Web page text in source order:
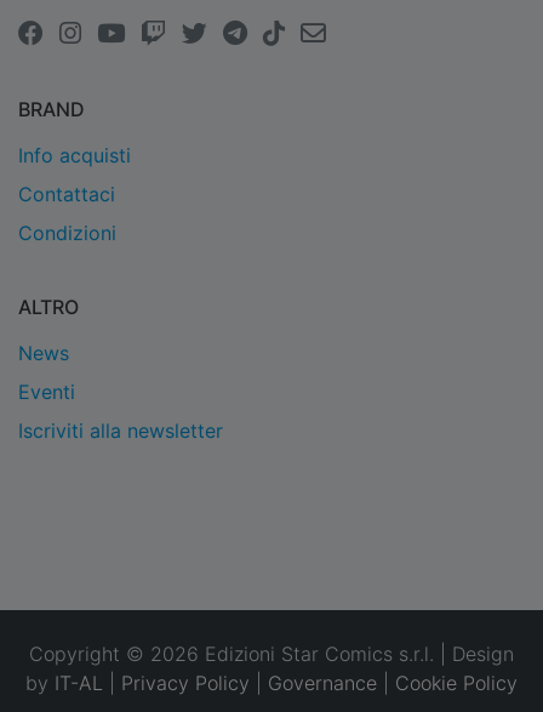
BRAND
Info acquisti
Contattaci
Condizioni
ALTRO
News
Eventi
Iscriviti alla newsletter
Copyright © 2026 Edizioni Star Comics s.r.l. | Design
by IT-AL Privacy Policy Governance Cookie Policy